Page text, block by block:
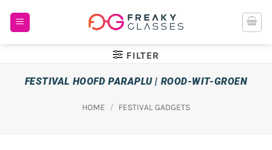
naar
FILTER
FESTIVAL HOOFD PARAPLU | ROOD-WIT-GROEN
HOME / FESTIVAL GADGETS